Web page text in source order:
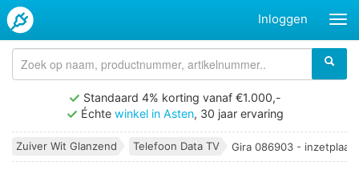
Inloggen
Standaard 4% korting vanaf €1.000,-
Échte winkel in Asten, 30 jaar ervaring
Zuiver Wit Glanzend Telefoon Data TV Gira 086903 - inzetplaat